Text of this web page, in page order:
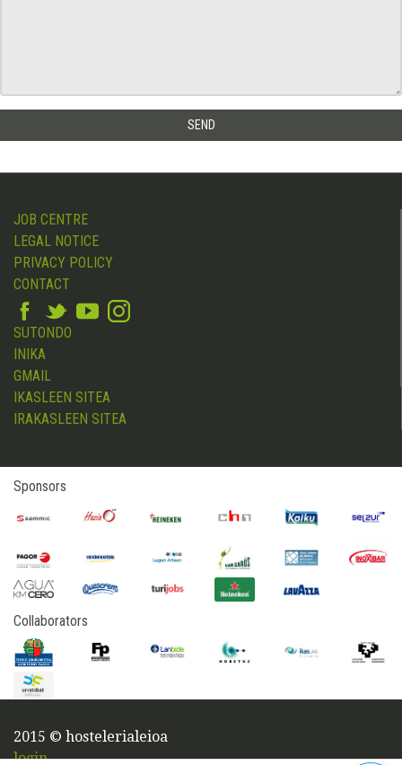
JOB CENTRE
LEGAL NOTICE
PRIVACY POLICY
CONTACT
SUTONDO
INIKA
GMAIL
IKASLEEN SITEA
IRAKASLEEN SITEA
Sponsors
Collaborators
2015 © hostelerialeioa
login